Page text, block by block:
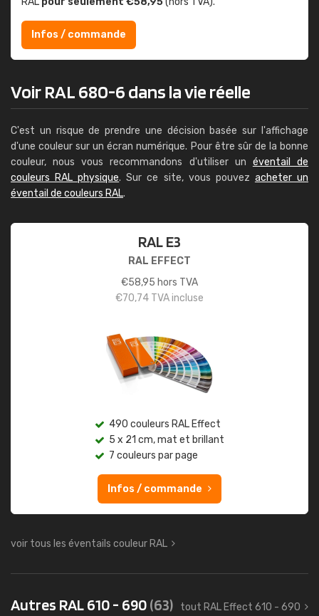
Infos / commande
Voir RAL 680-6 dans la vie réelle
C'est un risque de prendre une décision basée sur l'affichage
d'une couleur sur un écran numérique. Pour être sûr de la bonne
couleur, nous vous recommandons d'utiliser un éventail de
couleurs RAL physique. Sur ce site, vous pouvez acheter un
éventail de couleurs RAL.
RAL E3
RAL EFFECT
€58,95 hors TVA
€70,74 TVA incluse
490 couleurs RAL Effect
5 x 21 cm, mat et brillant
7 couleurs par page
Infos / commande
voir tous les éventails couleur RAL
Autres RAL 610 - 690(63) tout RAL Effect 610 - 690